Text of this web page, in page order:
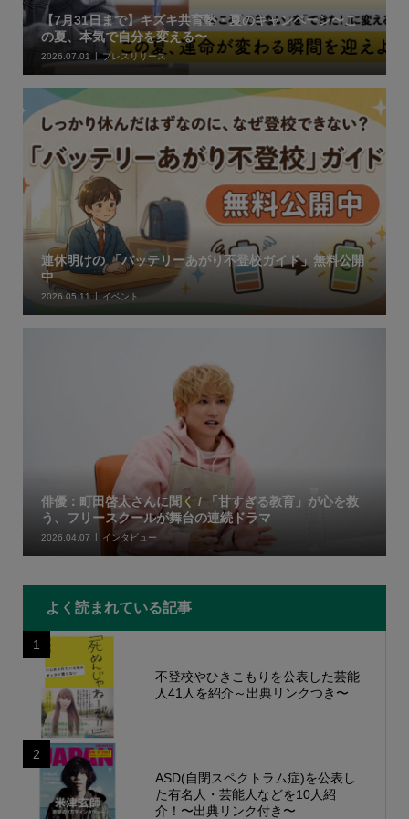
【7月31日まで】キズキ共育塾・夏のキャンペーン〜こ
の夏、本気で自分を変える〜
2026.07.01 プレスリリース
連休明けの 「バッテリーあがり不登校ガイド」無料公開
中
2026.05.11 イベント
俳優：町田啓太さんに聞く / 「甘すぎる教育」が心を救
う、フリースクールが舞台の連続ドラマ
2026.04.07 インタビュー
よく読まれている記事
1
不登校やひきこもりを公表した芸能
人41人を紹介～出典リンクつき〜
2
ASD(自閉スペクトラム症)を公表し
た有名人・芸能人などを10人紹
介！〜出典リンク付き〜